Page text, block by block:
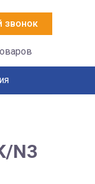
звонок
N3